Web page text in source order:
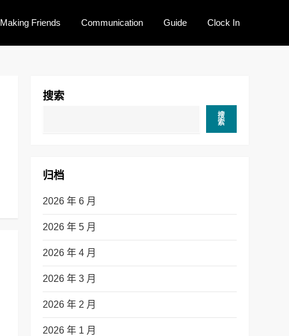
Making Friends Communication Guide Clock In
搜索
搜
索
归档
2026 年 6 月
2026 年 5 月
2026 年 4 月
2026 年 3 月
2026 年 2 月
2026 年 1 月